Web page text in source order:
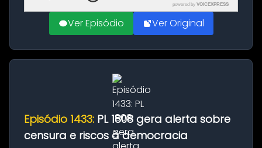
powered by VOICEXPRESS
Ver Episódio Ver Original
Episódio 1433: PL 1808 gera alerta sobre
censura e riscos à democracia